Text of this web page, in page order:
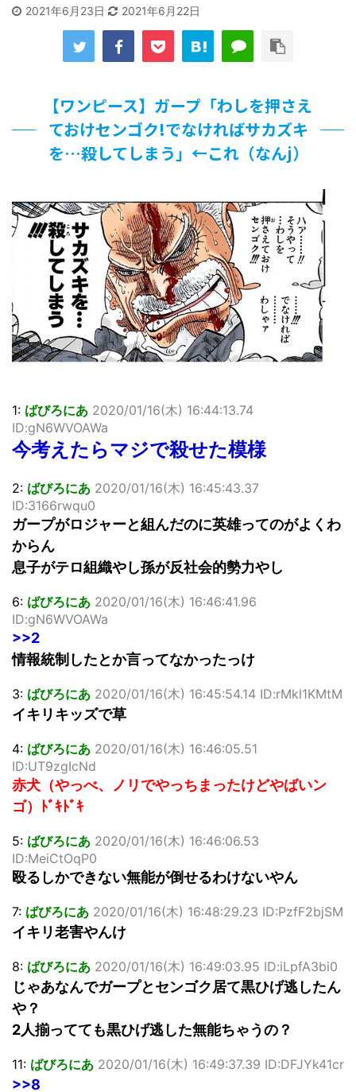
露！透明感が凄い！！
てしまう…
【画像】『プリズマ☆イリヤ』の新グッズ、流石に一線を越
【画像】顔100点、体30点の女ｗｗｗ
…背が高い娘
佐藤絢音ちゃん(11)が万バズ！！
その２
北原ももさんの挑発!!!
【画像】『プリズマ☆イリヤ』の新グッズ、流石に一線を越
えてしまう
敵「ダンクーガは合体するまでが長過ぎてつまらない」←合
体する前から面白いんだよなぁ
まとめチェッカーは閉鎖しました。RSSの解除をお願いしま
す。
【信長の野望・新生】米問屋をどういう時にどこに建てるの
かわからない
Powered by livedoor 相互RSS
2021年6月23日 2021年6月22日
【ワンピース】ガープ「わしを押さえ
ておけセンゴク!でなければサカズキ
を…殺してしまう」←これ（なんj）
1: ばびろにあ 2020/01/16(木) 16:44:13.74
ID:gN6WVOAWa
今考えたらマジで殺せた模様
2: ばびろにあ 2020/01/16(木) 16:45:43.37
ID:3166rwqu0
ガープがロジャーと組んだのに英雄ってのがよくわ
からん
息子がテロ組織やし孫が反社会的勢力やし
6: ばびろにあ 2020/01/16(木) 16:46:41.96
ID:gN6WVOAWa
>>2
情報統制したとか言ってなかったっけ
3: ばびろにあ 2020/01/16(木) 16:45:54.14 ID:rMkl1KMtM
イキリキッズで草
4: ばびろにあ 2020/01/16(木) 16:46:05.51
ID:UT9zgIcNd
赤犬（やっべ、ノリでやっちまったけどやばいン
ゴ）ﾄﾞｷﾄﾞｷ
5: ばびろにあ 2020/01/16(木) 16:46:06.53
ID:MeiCtOqP0
殴るしかできない無能が倒せるわけないやん
7: ばびろにあ 2020/01/16(木) 16:48:29.23 ID:PzfF2bjSM
イキリ老害やんけ
8: ばびろにあ 2020/01/16(木) 16:49:03.95 ID:iLpfA3bi0
じゃあなんでガープとセンゴク居て黒ひげ逃したん
や？
2人揃ってても黒ひげ逃した無能ちゃうの？
11: ばびろにあ 2020/01/16(木) 16:49:37.39 ID:DFJYk41cr
>>8